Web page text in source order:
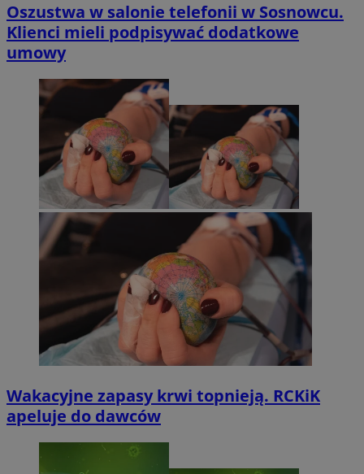
Oszustwa w salonie telefonii w Sosnowcu.
Klienci mieli podpisywać dodatkowe
umowy
Wakacyjne zapasy krwi topnieją. RCKiK
apeluje do dawców